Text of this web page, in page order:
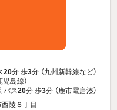
20分 歩3分 （九州新幹線など）
児島線）
バス20分 歩3分 （鹿市電唐湊）
陵８丁目